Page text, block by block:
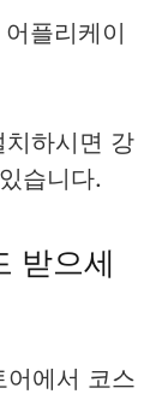
플리케이
하시면 강
습니다.
받으세
에서 코스